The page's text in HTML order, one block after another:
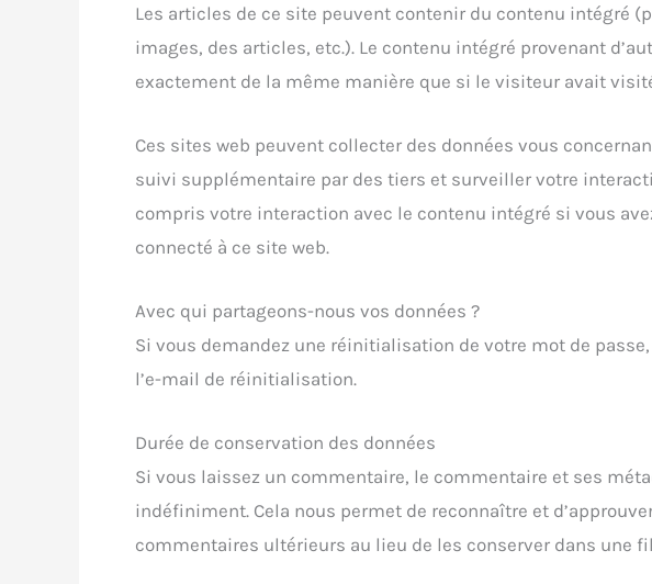
Les articles de ce site peuvent contenir du contenu intégré
images, des articles, etc.). Le contenu intégré provenant
exactement de la même manière que si le visiteur avait
Ces sites web peuvent collecter des données vous
suivi supplémentaire par des tiers et surveiller votre
compris votre interaction avec le contenu intégré si vous
connecté à ce site web.
Avec qui partageons-nous vos données ?
Si vous demandez une réinitialisation de votre mot de
l’e-mail de réinitialisation.
Durée de conservation des données
Si vous laissez un commentaire, le commentaire et ses
indéfiniment. Cela nous permet de reconnaître et
commentaires ultérieurs au lieu de les conserver dans une